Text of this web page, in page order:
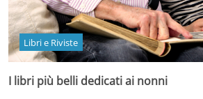
Libri e Riviste
I libri più belli dedicati ai nonni